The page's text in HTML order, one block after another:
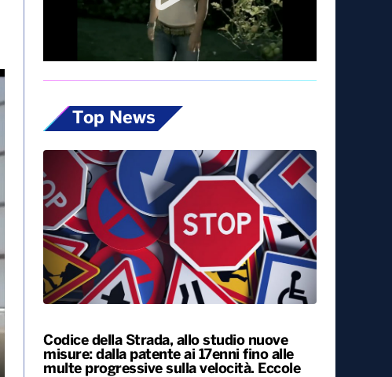
Top News
Codice della Strada, allo studio nuove
misure: dalla patente ai 17enni fino alle
multe progressive sulla velocità. Eccole